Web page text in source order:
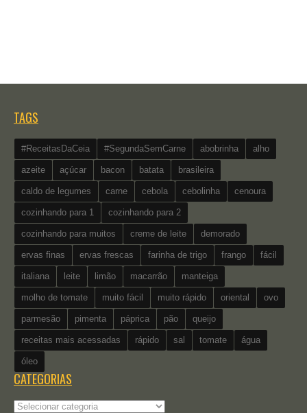
TAGS
#ReceitasDaCeia #SegundaSemCarne abobrinha alho
azeite açúcar bacon batata brasileira
caldo de legumes carne cebola cebolinha cenoura
cozinhando para 1 cozinhando para 2
cozinhando para muitos creme de leite demorado
ervas finas ervas frescas farinha de trigo frango fácil
italiana leite limão macarrão manteiga
molho de tomate muito fácil muito rápido oriental ovo
parmesão pimenta páprica pão queijo
receitas mais acessadas rápido sal tomate água
óleo
CATEGORIAS
Categorias